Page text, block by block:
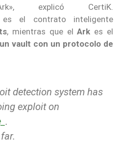
explicó CertiK.
es el contrato inteligente
, mientras que elArk es el
vault con un protocolo de
detection system has
exploit on
.